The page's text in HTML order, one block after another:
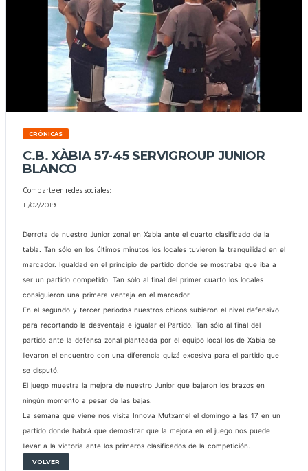
CRÓNICAS
C.B. XÀBIA 57-45 SERVIGROUP JUNIOR
BLANCO
Comparte en redes sociales:
11/02/2019
Derrota de nuestro Junior zonal en Xabia ante el cuarto clasificado de la
tabla. Tan sólo en los últimos minutos los locales tuvieron la tranquilidad en el
marcador. Igualdad en el principio de partido donde se mostraba que iba a
ser un partido competido. Tan sólo al final del primer cuarto los locales
consiguieron una primera ventaja en el marcador.
En el segundo y tercer periodos nuestros chicos subieron el nivel defensivo
para recortando la desventaja e igualar el Partido. Tan sólo al final del
partido ante la defensa zonal planteada por el equipo local los de Xabia se
llevaron el encuentro con una diferencia quizá excesiva para el partido que
se disputó.
El juego muestra la mejora de nuestro Junior que bajaron los brazos en
ningún momento a pesar de las bajas.
La semana que viene nos visita Innova Mutxamel el domingo a las 17 en un
partido donde habrá que demostrar que la mejora en el juego nos puede
llevar a la victoria ante los primeros clasificados de la competición.
VOLVER